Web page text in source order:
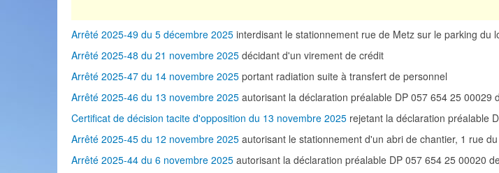
Arrêté 2025-49 du 5 décembre 2025 interdisant le stationnement rue de Metz sur le parking
Arrêté 2025-48 du 21 novembre 2025 décidant d'un virement de crédit
Arrêté 2025-47 du 14 novembre 2025 portant radiation suite à transfert de personnel
Arrêté 2025-46 du 13 novembre 2025 autorisant la déclaration préalable DP 057 654 25 00029
Certificat de décision tacite d'opposition du 13 novembre 2025 rejetant la déclaration préalable
Arrêté 2025-45 du 12 novembre 2025 autorisant le stationnement d'un abri de chantier, 1 rue
Arrêté 2025-44 du 6 novembre 2025 autorisant la déclaration préalable DP 057 654 25 00020